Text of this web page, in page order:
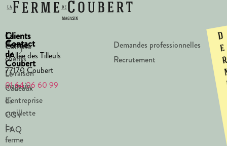
La
Ferme
de
Coubert
Le
magasin
La
cueillette
La
ferme
Clients
Compte
clients
Livraison
Cadeaux
d’entreprise
CGV
FAQ
Contact
1 Allée des Tilleuls
77170 Coubert
01 64 06 60 99
Demandes professionnelles
Recrutement
D
e